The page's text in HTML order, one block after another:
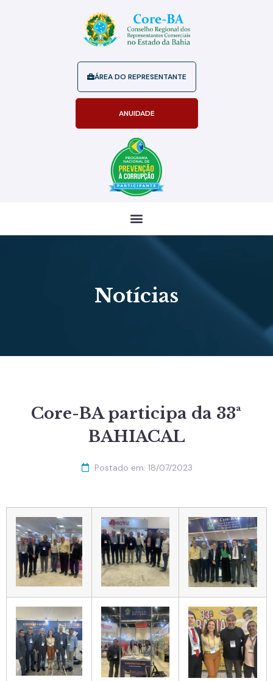
ÁREA DO REPRESENTANTE
ANUIDADE
Notícias
Core-BA participa da 33ª
BAHIACAL
Postado em: 18/07/2023